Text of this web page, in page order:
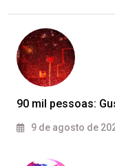
90 mil pessoas:
9 de agosto de